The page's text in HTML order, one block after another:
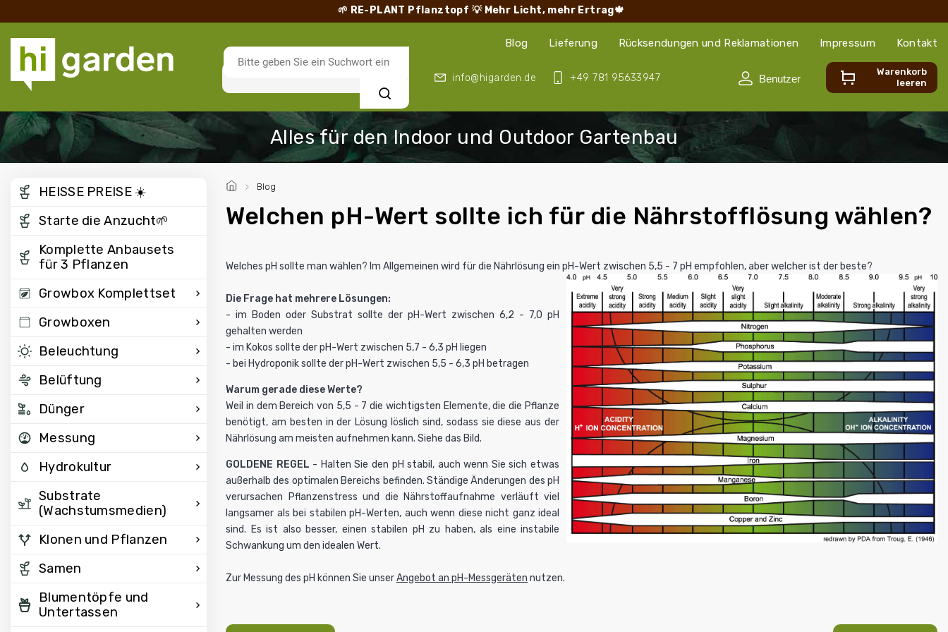
🌱 RE-PLANT Pflanztopf 💡 Mehr Licht, mehr Ertrag🍁
+49 781 95633947
info@higarden.de
Blog Lieferung Rücksendungen und Reklamationen Impressum Kontakt
Suchen
Warenkorb
leeren
/ Blog
HEISSE PREISE ☀️
Starte die Anzucht🌱
Komplette Anbausets
für 3 Pflanzen
Growbox Komplettset
Growboxen
Beleuchtung
Belüftung
Dünger
Messung
Hydrokultur
Substrate
(Wachstumsmedien)
Klonen und Pflanzen
Samen
Blumentöpfe und
Untertassen
Welchen pH-Wert sollte ich für die Nährstofflösung wählen?
Welches pH sollte man wählen? Im Allgemeinen wird für die Nährlösung ein pH-Wert zwischen 5,5 - 7 pH empfohlen, aber welcher ist der beste?
Die Frage hat mehrere Lösungen:
- im Boden oder Substrat sollte der pH-Wert zwischen 6,2 - 7,0 pH
gehalten werden
- im Kokos sollte der pH-Wert zwischen 5,7 - 6,3 pH liegen
- bei Hydroponik sollte der pH-Wert zwischen 5,5 - 6,3 pH betragen
Warum gerade diese Werte?
Weil in dem Bereich von 5,5 - 7 die wichtigsten Elemente, die die Pflanze
benötigt, am besten in der Lösung löslich sind, sodass sie diese aus der
Nährlösung am meisten aufnehmen kann. Siehe das Bild.
GOLDENE REGEL - Halten Sie den pH stabil, auch wenn Sie sich etwas
außerhalb des optimalen Bereichs befinden. Ständige Änderungen des pH
verursachen
Pflanzenstress und die Nährstoffaufnahme verläuft viel
langsamer als bei stabilen pH-Werten, auch wenn diese nicht ganz ideal
sind. Es ist also besser, einen stabilen pH zu haben, als eine instabile
Schwankung um den idealen Wert.
Zur Messung des pH können Sie unserAngebot an pH-Messgeräten nutzen.